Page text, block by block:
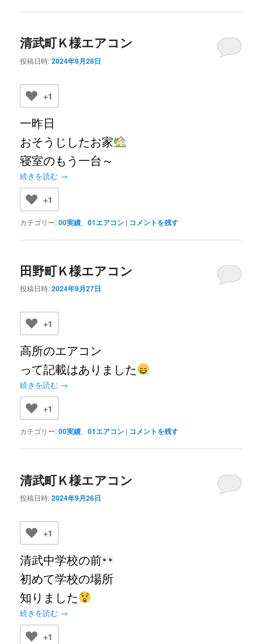
清武町Ｋ様エアコン
投稿日時:2024年9月28日
+1
一昨日
おそうじしたお家
寝室のもう一台～
続きを読む →
+1
カテゴリー:00実績 、01エアコン | コメントを残す
田野町Ｋ様エアコン
投稿日時:2024年9月27日
+1
高所のエアコン
って記載はありました
続きを読む →
+1
カテゴリー:00実績 、01エアコン | コメントを残す
清武町Ｋ様エアコン
投稿日時:2024年9月26日
+1
清武中学校の前
初めて学校の場所
知りました
続きを読む →
+1